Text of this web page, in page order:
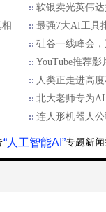
软银卖光英伟
最强7大AI工具
硅谷一线峰会
YouTube推荐影
人类正走进高
北大老师专为
连人形机器人
“人工智能AI”